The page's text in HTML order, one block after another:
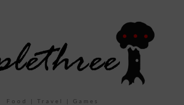
Food | Travel | Games